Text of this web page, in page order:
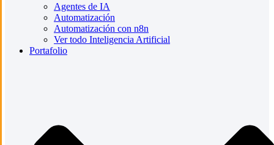
Agentes de IA
Automatización
Automatización con n8n
Ver todo Inteligencia Artificial
Portafolio